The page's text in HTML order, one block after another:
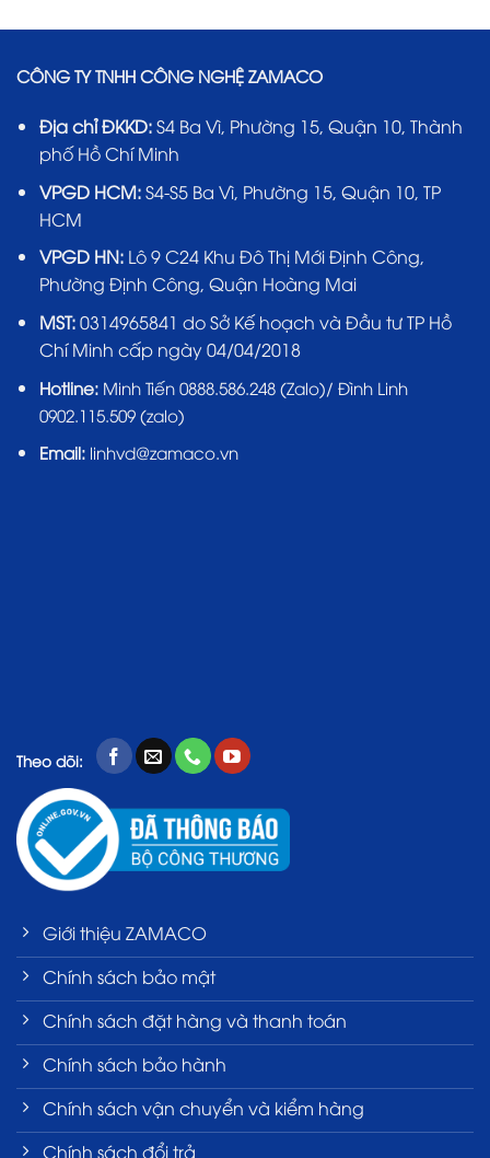
CÔNG TY TNHH CÔNG NGHỆ ZAMACO
Địa chỉ ĐKKD:S4 Ba Vì, Phường 15, Quận 10, Thành
phố Hồ Chí Minh
VPGD HCM:S4-S5 Ba Vì, Phường 15, Quận 10, TP
HCM
VPGD HN:Lô 9 C24 Khu Đô Thị Mới Định Công,
Phường Định Công, Quận Hoàng Mai
MST:0314965841 do Sở Kế hoạch và Đầu tư TP Hồ
Chí Minh cấp ngày 04/04/2018
Hotline: Minh Tiến 0888.586.248 (Zalo)/ Đình Linh
0902.115.509 (zalo)
Email:linhvd@zamaco.vn
Theo dõi:
Giới thiệu ZAMACO
Chính sách bảo mật
Chính sách đặt hàng và thanh toán
Chính sách bảo hành
Chính sách vận chuyển và kiểm hàng
Chính sách đổi trả